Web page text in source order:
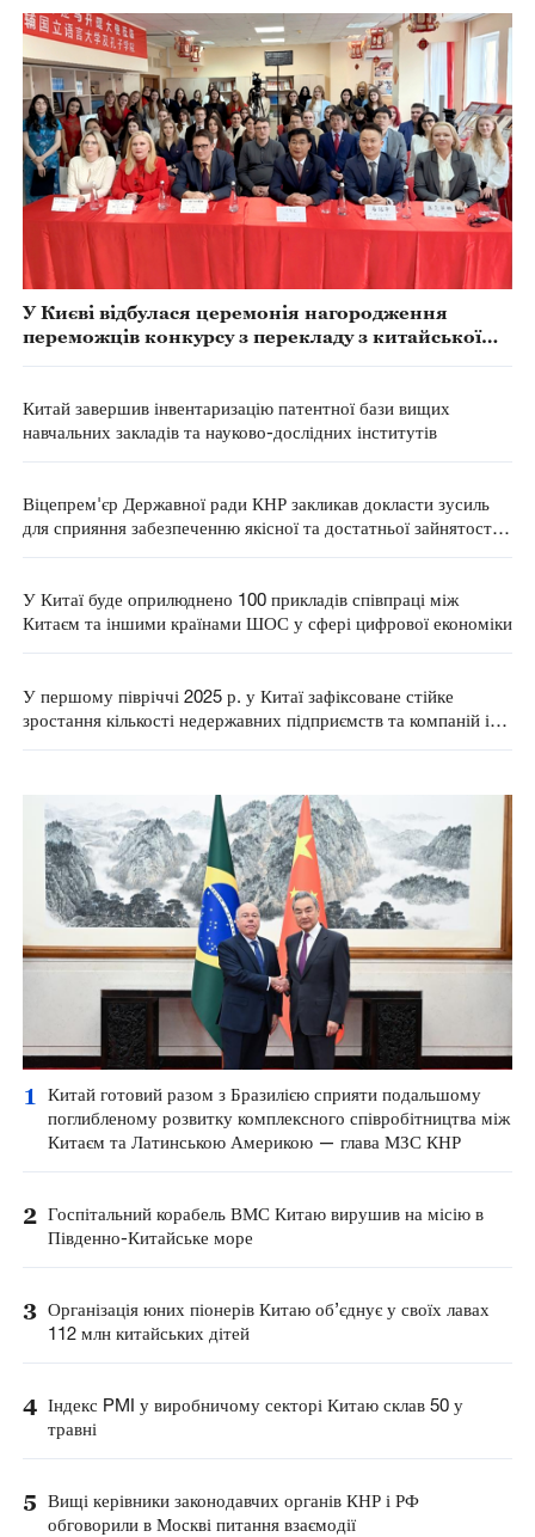
У Києві відбулася церемонія нагородження
переможців конкурсу з перекладу з китайської
Китай завершив інвентаризацію патентної бази вищих
навчальних закладів та науково-дослідних інститутів
Віцепрем'єр Державної ради КНР закликав докласти зусиль
для сприяння забезпеченню якісної та достатньої зайнятості
У Китаї буде оприлюднено 100 прикладів співпраці між
Китаєм та іншими країнами ШОС у сфері цифрової економіки
У першому півріччі 2025 р. у Китаї зафіксоване стійке
зростання кількості недержавних підприємств та компаній із
1
Китай готовий разом з Бразилією сприяти подальшому
поглибленому розвитку комплексного співробітництва між
Китаєм та Латинською Америкою — глава МЗС КНР
2 Госпітальний корабель ВМС Китаю вирушив на місію в
Південно-Китайське море
3 Організація юних піонерів Китаю об’єднує у своїх лавах
112 млн китайських дітей
4 Індекс PMI у виробничому секторі Китаю склав 50 у
травні
5 Вищі керівники законодавчих органів КНР і РФ
обговорили в Москві питання взаємодії